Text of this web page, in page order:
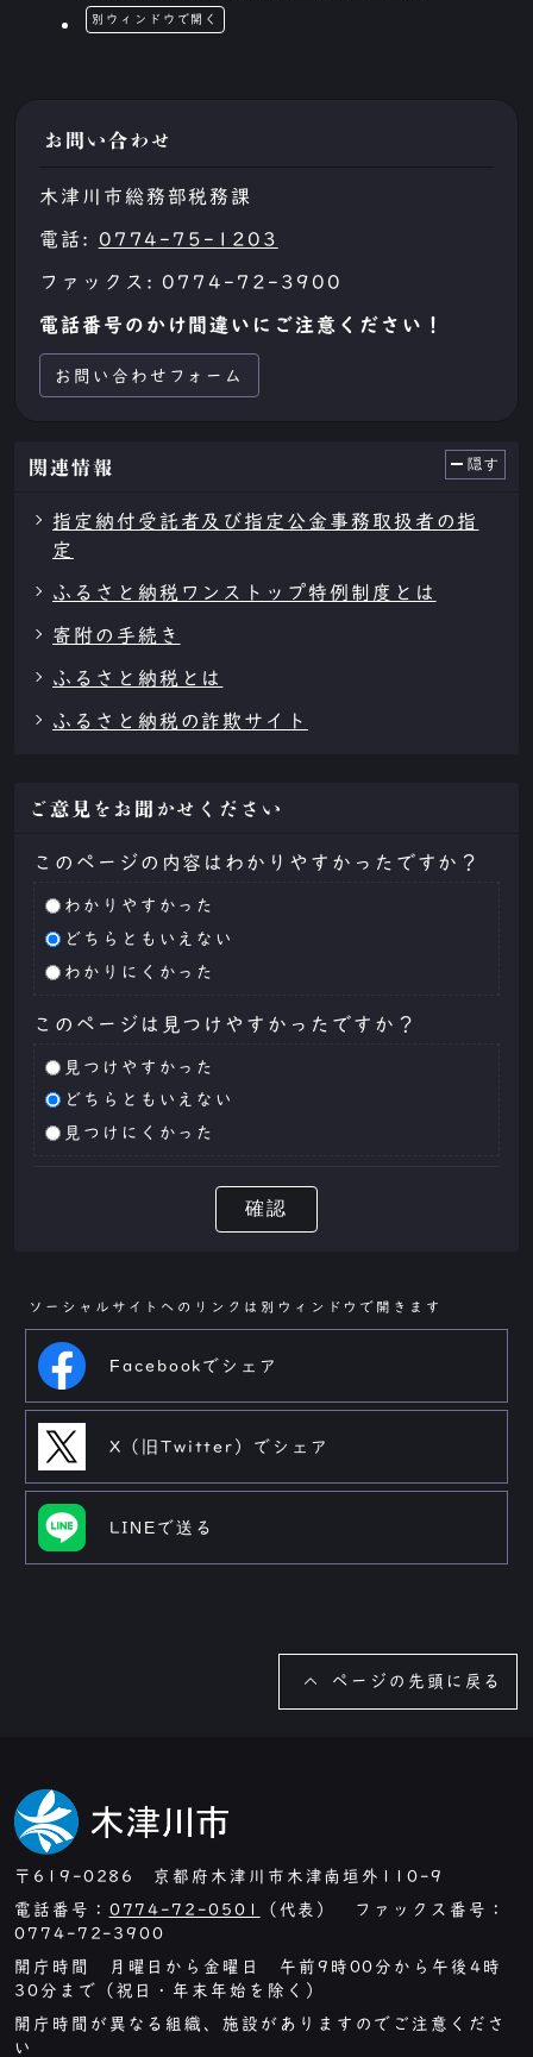
別ウィンドウで開く
お問い合わせ
木津川市総務部税務課
電話: 0774-75-1203
ファックス: 0774-72-3900
電話番号のかけ間違いにご注意ください！
お問い合わせフォーム
関連情報 隠す
指定納付受託者及び指定公金事務取扱者の指
定
ふるさと納税ワンストップ特例制度とは
寄附の手続き
ふるさと納税とは
ふるさと納税の詐欺サイト
ご意見をお聞かせください
このページの内容はわかりやすかったですか？
わかりやすかった
どちらともいえない
わかりにくかった
このページは見つけやすかったですか？
見つけやすかった
どちらともいえない
見つけにくかった
確認
ソーシャルサイトへのリンクは別ウィンドウで開きます
Facebookでシェア
X（旧Twitter）でシェア
LINEで送る
ページの先頭に戻る
〒619-0286 京都府木津川市木津南垣外110-9
電話番号： 0774-72-0501
（代表） ファックス番号：
0774-72-3900
開庁時間 月曜日から金曜日 午前9時00分から午後4時
30分まで（祝日・年末年始を除く）
開庁時間が異なる組織、施設がありますのでご注意くださ
い